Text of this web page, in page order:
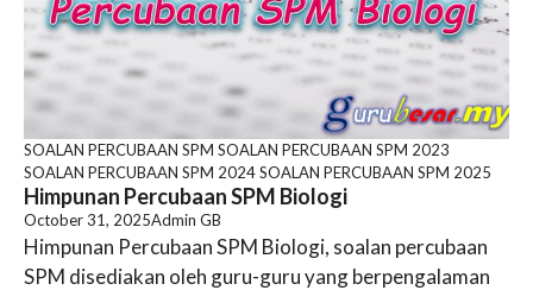
SOALAN PERCUBAAN SPM SOALAN PERCUBAAN SPM 2023
SOALAN PERCUBAAN SPM 2024SOALAN PERCUBAAN SPM 2025
Himpunan Percubaan SPM Biologi
October 31, 2025Admin GB
Himpunan Percubaan SPM Biologi, soalan percubaan
SPM disediakan oleh guru-guru yang berpengalaman